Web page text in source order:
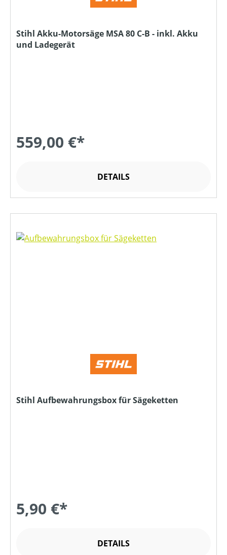
Stihl Akku-Motorsäge MSA 80 C-B - inkl. Akku
und Ladegerät
559,00 €*
DETAILS
Stihl Aufbewahrungsbox für Sägeketten
5,90 €*
DETAILS